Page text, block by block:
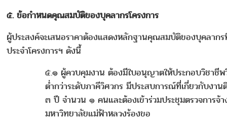
๕. ข้อกำหนดคุณสมบัติของบุคลากรโครงการ
ผู้ประสงค์จะเสนอราคาต้องแสดงหลักฐานคุณสมบัติของบุคลาก
ประจำโครงการฯ ดังนี้
๕.๑ ผู้ควบคุมงาน ต้องมีใบอนุญาตให้ประกอบวิชาชีพ
ต่ำกว่าระดับภาคีวิศวกร มีประสบการณ์ที่เกี่ยวกับงา
๓ ปี จำนวน ๑ คนและต้องเข้าร่วมประชุมตรวจการจ้
มหาวิทยาลัยแม่ฟ้าหลวงร้องขอ